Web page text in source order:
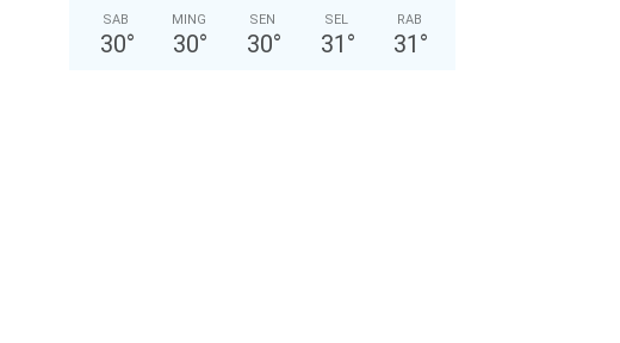
SAB
30°
MING
30°
SEN
30°
SEL
31 °
RAB
31 °